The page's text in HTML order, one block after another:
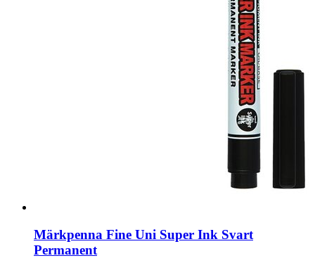
Märkpenna Fine Uni Super Ink Svart
Permanent